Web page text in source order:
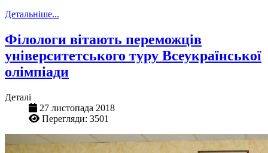
Детальніше...
Філологи вітають переможців
університетського туру Всеукраїнської
олімпіади
Деталі
27 листопада 2018
Перегляди: 3501